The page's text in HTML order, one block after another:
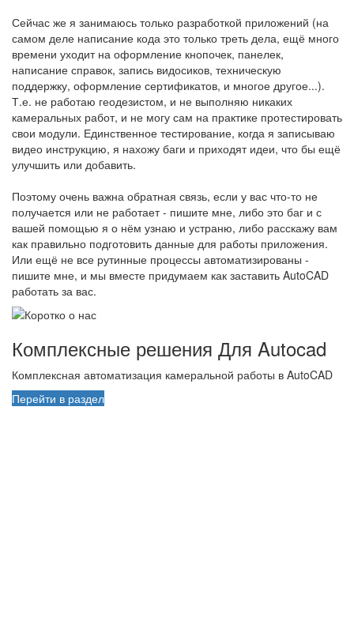
Сейчас же я занимаюсь только разработкой приложений (на
самом деле написание кода это только треть дела, ещё много
времени уходит на оформление кнопочек, панелек,
написание справок, запись видосиков, техническую
поддержку, оформление сертификатов, и многое другое...).
Т.е. не работаю геодезистом, и не выполняю никаких
камеральных работ, и не могу сам на практике протестировать
свои модули. Единственное тестирование, когда я записываю
видео инструкцию, я нахожу баги и приходят идеи, что бы ещё
улучшить или добавить.
Поэтому очень важна обратная связь, если у вас что-то не
получается или не работает - пишите мне, либо это баг и с
вашей помощью я о нём узнаю и устраню, либо расскажу вам
как правильно подготовить данные для работы приложения.
Или ещё не все рутинные процессы автоматизированы -
пишите мне, и мы вместе придумаем как заставить AutoCAD
работать за вас.
Комплексные решения Для Autocad
Комплексная автоматизация камеральной работы в AutoCAD
Перейти в раздел